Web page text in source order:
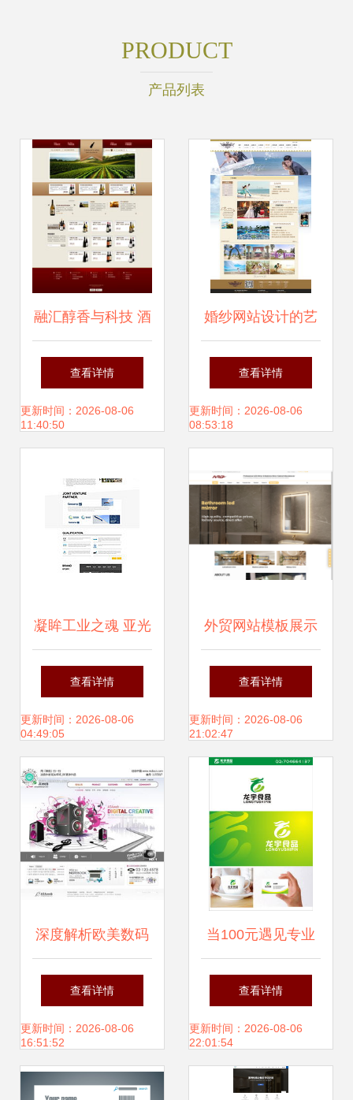
PRODUCT
产品列表
融汇醇香与科技 酒
类网站设计稿的艺
术与功能性解析
查看详情
更新时间：2026-08-06
11:40:50
婚纱网站设计的艺
术 从核心理念到视
觉落地的全方位指
查看详情
更新时间：2026-08-06
08:53:18
凝眸工业之魂 亚光
集团双语网站的品
牌视觉叙事
查看详情
更新时间：2026-08-06
04:49:05
外贸网站模板展示
提升全球业务的关
键设计策略
查看详情
更新时间：2026-08-06
21:02:47
深度解析欧美数码
产品网站设计 从模
版到品牌体验的艺
术
查看详情
更新时间：2026-08-06
16:51:52
当100元遇见专业
logo设计与威客平
台的定价博弈
查看详情
更新时间：2026-08-06
22:01:54